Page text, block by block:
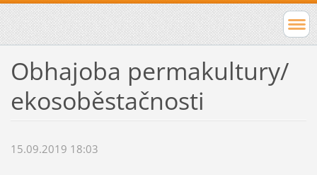
Obhajoba permakultury/
ekosoběstačnosti
15.09.2019 18:03